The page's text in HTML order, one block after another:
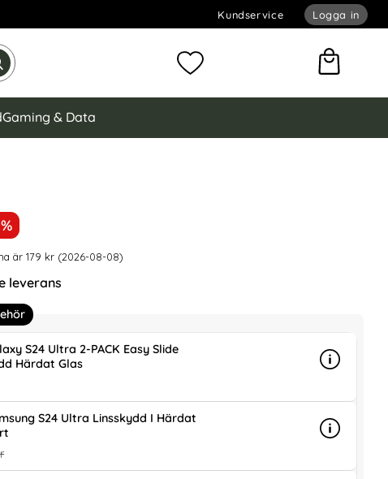
Kundservice Logga in
sökning Mina favoriter
Gaming & Data
2in1 Magnet Fodral / Skal Vinröd som favorit
Galaxy S24 Ultra 2in1 Magnet Fodral / Skal Vinröd
är nedsatt med
är 179 kr (2026-08-08)
leverans
S24 Ultra 2-PACK Easy Slide
Härdat Glas
Info
mer info
S24 Ultra Linsskydd I Härdat
pris
Info
mer info